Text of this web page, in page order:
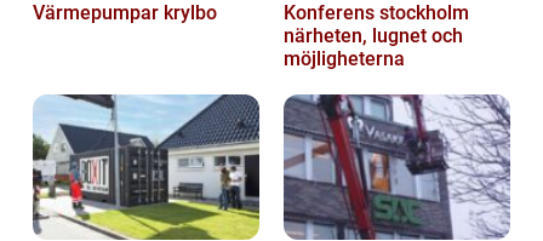
Värmepumpar krylbo
Konferens stockholm
närheten, lugnet och
möjligheterna